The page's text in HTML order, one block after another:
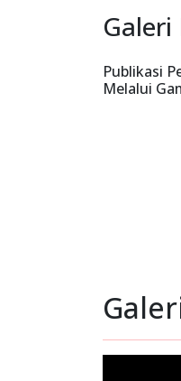
Galeri
Publikasi
Melalui